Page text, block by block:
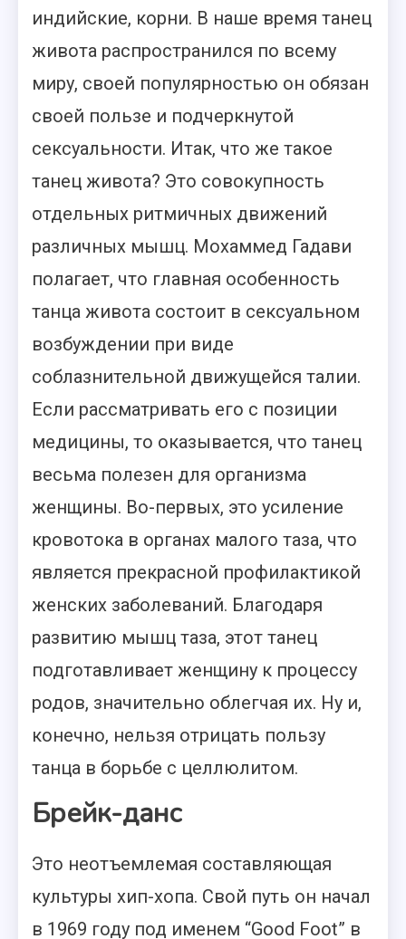
индийские, корни. В наше время танец
живота распространился по всему
миру, своей популярностью он обязан
своей пользе и подчеркнутой
сексуальности. Итак, что же такое
танец живота? Это совокупность
отдельных ритмичных движений
различных мышц. Мохаммед Гадави
полагает, что главная особенность
танца живота состоит в сексуальном
возбуждении при виде
соблазнительной движущейся талии.
Если рассматривать его с позиции
медицины, то оказывается, что танец
весьма полезен для организма
женщины. Во-первых, это усиление
кровотока в органах малого таза, что
является прекрасной профилактикой
женских заболеваний. Благодаря
развитию мышц таза, этот танец
подготавливает женщину к процессу
родов, значительно облегчая их. Ну и,
конечно, нельзя отрицать пользу
танца в борьбе с целлюлитом.
Брейк-данс
Это неотъемлемая составляющая
культуры хип-хопа. Свой путь он начал
в 1969 году под именем “Good Foot” в